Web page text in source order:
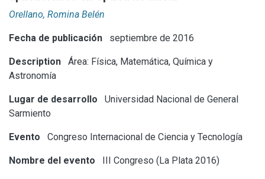
Orellano, Romina Belén
Fecha de publicación septiembre de 2016
Description
Área: Física, Matemática, Química y
Astronomía
Lugar de desarrollo
Universidad Nacional de General
Sarmiento
Evento Congreso Internacional de Ciencia y Tecnología
Nombre del evento III Congreso (La Plata 2016)